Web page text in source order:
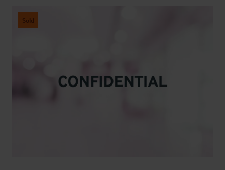
Sold